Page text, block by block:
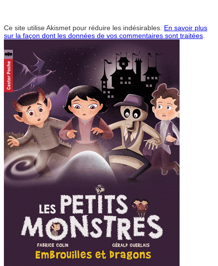
Ce site utilise Akismet pour réduire les indésirables. En savoir plus
sur la façon dont les données de vos commentaires sont traitées.